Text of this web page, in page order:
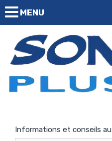
MENU
Informations et conseils au